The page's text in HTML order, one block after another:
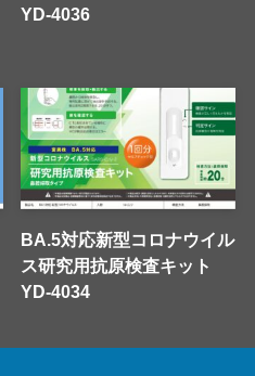
YD-4036
BA.5対応新型コロナウイル
ス研究用抗原検査キット
YD-4034